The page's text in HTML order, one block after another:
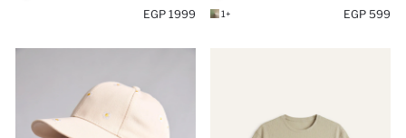
599 EGP
+1
1999 EGP